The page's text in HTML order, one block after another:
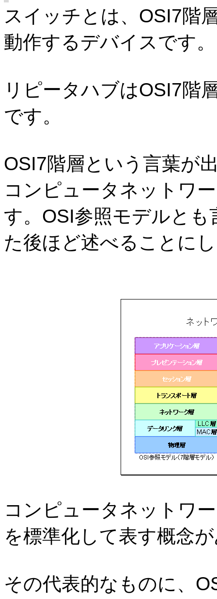
スイッチとは、 OSI7階
動作するデバイスです。
リピータハブはOSI7階
です。
OSI7階層という言葉が
コンピュータネットワ
す。 OSI参照モデルとも
た後ほど述べることに
コンピュータネットワ
を標準化して表す概念
その代表的なものに、